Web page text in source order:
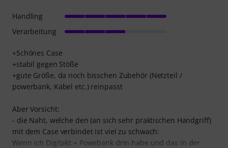
+Schönes Case
+stabil gegen Stöße
+gute Größe, da noch bisschen Zubehör (Netzteil /
powerbank, Kabel etc.) reinpasst
Aber Vorsicht:
- die Naht, welche den (an sich sehr praktischen Handgriff)
mit dem Case verbindet ist viel zu schwach:
Wenn ich Digitakt + Powebank drin habe und das in der
Handling
Verarbeitung